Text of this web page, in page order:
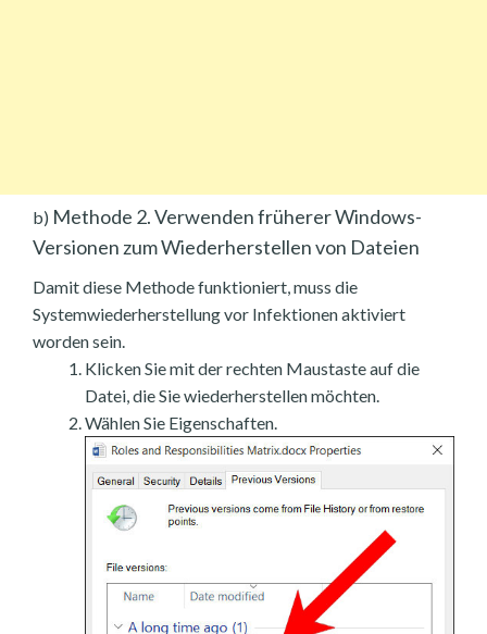
b) Methode 2. Verwenden früherer Windows-
Versionen zum Wiederherstellen von Dateien
Damit diese Methode funktioniert, muss die
Systemwiederherstellung vor Infektionen aktiviert
worden sein.
Klicken Sie mit der rechten Maustaste auf die
Datei, die Sie wiederherstellen möchten.
Wählen Sie Eigenschaften.